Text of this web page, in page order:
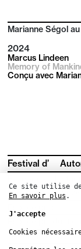
Marianne Ségol
2024
Marcus Lindeen
Memory of
Conçu avec
Festival d’
S'inscrire à la
Espace production
Télécharger la
Ce site utilise
En savoir plus .
J'accepte
Cookies